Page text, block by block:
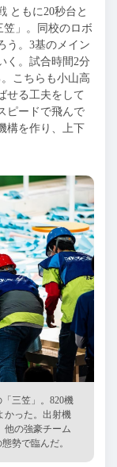
ともに20秒台と
」。同校のロボ
う。3基のメイン
く。試合時間2分
こちらも小山高
せる工夫をして
ピードで飛んで
構を作り、上下
三笠」。820機
かった。出射機
他の強豪チーム
勢で臨んだ。